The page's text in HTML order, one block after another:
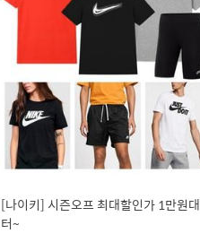
[나이키] 시즌오프 최대할인가 1만원
터~